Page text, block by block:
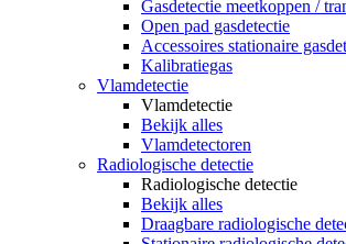
Gasdetectie meetkoppen /
Open pad gasdetectie
Accessoires stationaire
Kalibratiegas
Vlamdetectie
Vlamdetectie
Bekijk alles
Vlamdetectoren
Radiologische detectie
Radiologische detectie
Bekijk alles
Draagbare radiologische